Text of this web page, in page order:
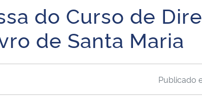
Gabinete de Segurança
Institucional
Advocacia-Geral
do Curso de
de Santa Maria
Publicado